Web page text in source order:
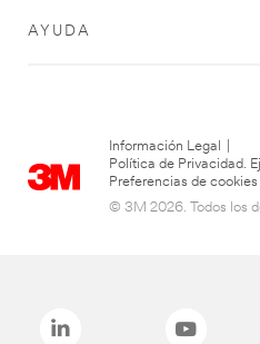
AYUDA
Información Legal
Política de Privacidad.
Preferencias de cookies
© 3M 2026. Todos los